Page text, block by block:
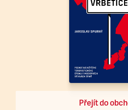
Přejít do